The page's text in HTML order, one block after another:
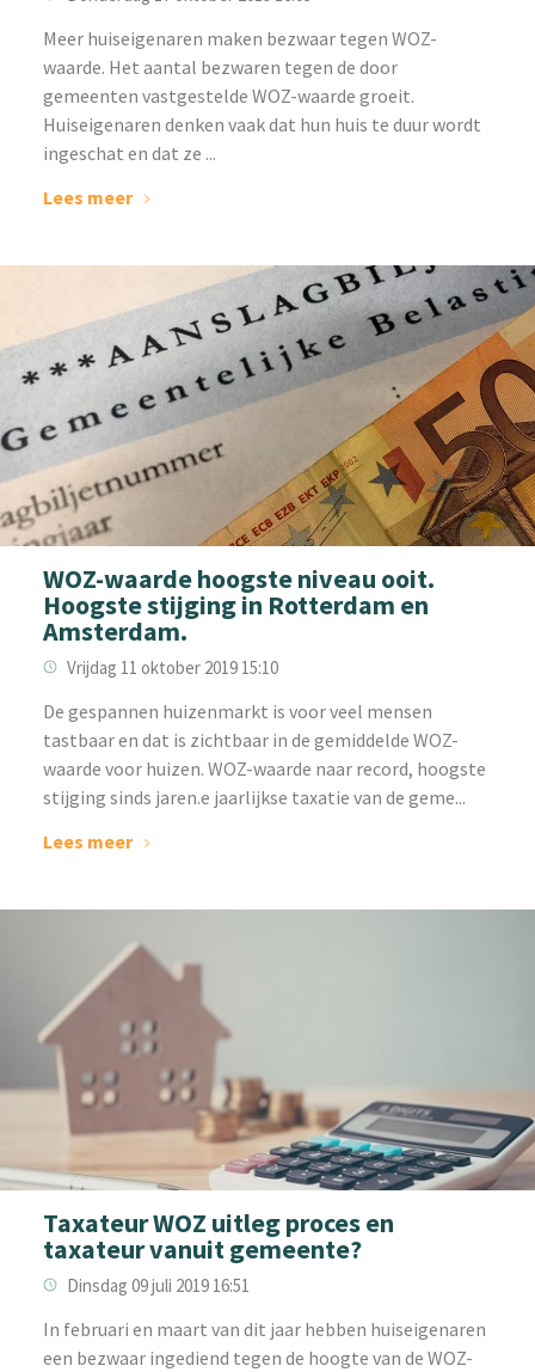
Meer huiseigenaren maken bezwaar tegen WOZ-
waarde. Het aantal bezwaren tegen de door
gemeenten vastgestelde WOZ-waarde groeit.
Huiseigenaren denken vaak dat hun huis te duur wordt
ingeschat en dat ze ...
Lees meer
WOZ-waarde hoogste niveau ooit.
Hoogste stijging in Rotterdam en
Amsterdam.
Vrijdag 11 oktober 2019 15:10
De gespannen huizenmarkt is voor veel mensen
tastbaar en dat is zichtbaar in de gemiddelde WOZ-
waarde voor huizen. WOZ-waarde naar record, hoogste
stijging sinds jaren.e jaarlijkse taxatie van de geme...
Lees meer
Taxateur WOZ uitleg proces en
taxateur vanuit gemeente?
Dinsdag 09 juli 2019 16:51
In februari en maart van dit jaar hebben huiseigenaren
een bezwaar ingediend tegen de hoogte van de WOZ-